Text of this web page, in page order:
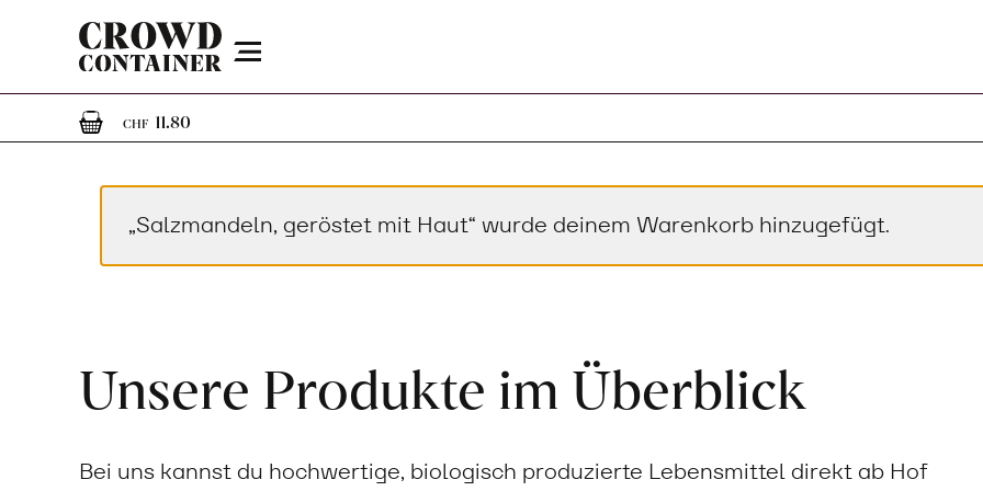
Menu
CHF 11.801 Artikel im Warenkorb
„Salzmandeln, geröstet mit Haut“ wurde deinem Warenkorb hinzugefügt.
Unsere Produkte im Überblick
Bei uns kannst du hochwertige, biologisch produzierte Lebensmittel direkt ab Hof